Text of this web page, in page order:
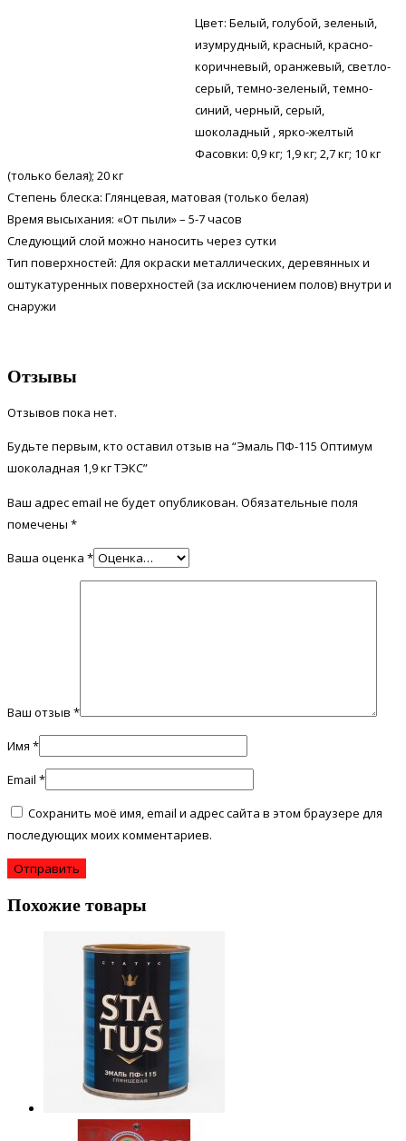
Цвет: Белый, голубой, зеленый,
изумрудный, красный, красно-
коричневый, оранжевый, светло-
серый, темно-зеленый, темно-
синий, черный, серый,
шоколадный , ярко-желтый
Фасовки: 0,9 кг; 1,9 кг; 2,7 кг; 10 кг
(только белая); 20 кг
Степень блеска: Глянцевая, матовая (только белая)
Время высыхания: «От пыли» – 5-7 часов
Следующий слой можно наносить через сутки
Тип поверхностей: Для окраски металлических, деревянных и
оштукатуренных поверхностей (за исключением полов) внутри и
снаружи
Отзывы
Отзывов пока нет.
Будьте первым, кто оставил отзыв на “Эмаль ПФ-115 Оптимум
шоколадная 1,9 кг ТЭКС”
Ваш адрес email не будет опубликован. Обязательные поля
помечены *
Ваша оценка *
Ваш отзыв *
Имя *
Email *
Сохранить моё имя, email и адрес сайта в этом браузере для
последующих моих комментариев.
Похожие товары